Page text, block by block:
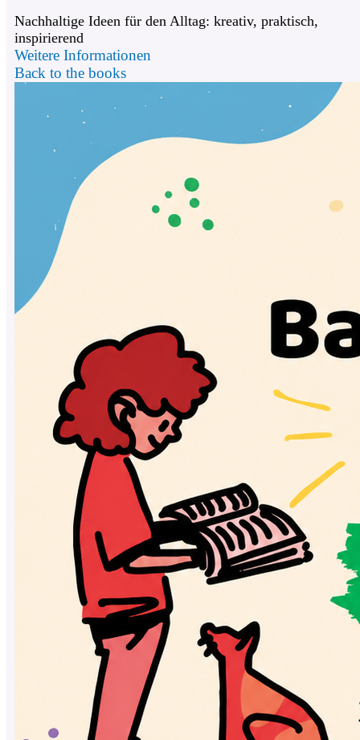
Nachhaltige Ideen für den Alltag: kreativ, praktisch,
inspirierend
Weitere Informationen
Back to the books